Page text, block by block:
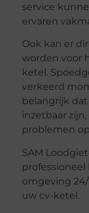
service
ervaren
Ook kan er
worden voor
ketel.
verkeerd
belangrijk
inzetbaar
problemen
SAM
omgeving
uw cv-ketel.